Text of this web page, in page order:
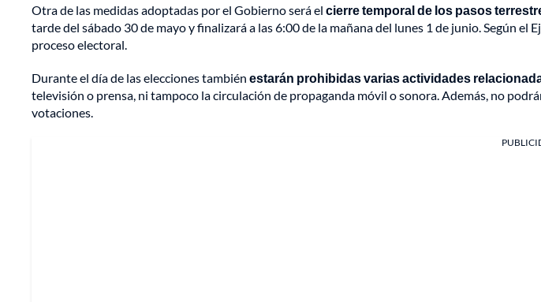
Otra de las medidas adoptadas por el Gobierno será el cierre temporal de los pasos
tarde del sábado 30 de mayo y finalizará a las 6:00 de la mañana del lunes 1 de junio. Según
proceso electoral.
Durante el día de las elecciones también estarán prohibidas varias actividades
televisión o prensa, ni tampoco la circulación de propaganda móvil o sonora. Además, no
votaciones.